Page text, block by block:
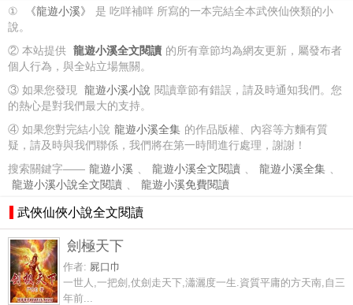
① 《龍遊小溪》
是 吃咩補咩 所寫的一本完結全本武俠仙俠類的小
說。
② 本站提供 龍遊小溪全文閱讀 的所有章節均為網友更新，屬發布者
個人行為，與全站立場無關。
③ 如果您發現 龍遊小溪小說 閱讀章節有錯誤，請及時通知我們。您
的熱心是對我們最大的支持。
④ 如果您對完結小說 龍遊小溪全集 的作品版權、內容等方麵有質
疑，請及時與我們聯係，我們將在第一時間進行處理，謝謝！
搜索關鍵字—— 龍遊小溪 、 龍遊小溪全文閱讀 、 龍遊小溪全集 、
龍遊小溪小說全文閱讀 、 龍遊小溪免費閱讀
武俠仙俠小說全文閱讀
劍極天下
作者: 屍口巾
一世人,一把劍,仗劍走天下,瀟灑度一生.資質平庸的方天南,自三
年前...